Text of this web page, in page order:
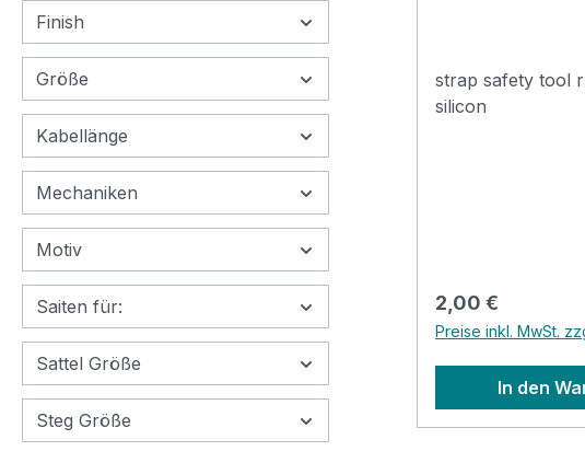
Finish
Größe
Kabellänge
Mechaniken
Motiv
Saiten für:
Sattel Größe
Steg Größe
strap safety tool
silicon
Regulärer Preis:
2,00 €
Preise inkl. MwSt.
In den